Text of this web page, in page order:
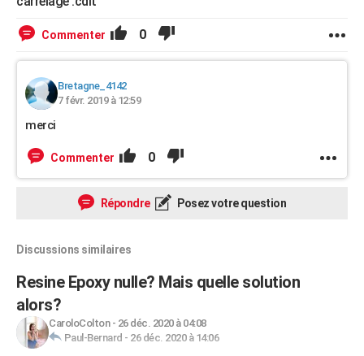
Commenter 0
Bretagne_4142
7 févr. 2019 à 12:59
merci
Commenter 0
Répondre Posez votre question
Discussions similaires
Resine Epoxy nulle? Mais quelle solution
alors?
CaroloColton- 26 déc. 2020 à 04:08
Paul-Bernard - 26 déc. 2020 à 14:06